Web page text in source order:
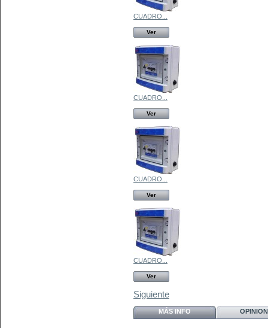
CUADRO...
Ver
CUADRO...
Ver
CUADRO...
Ver
CUADRO...
Ver
Siguiente
MÁS INFO